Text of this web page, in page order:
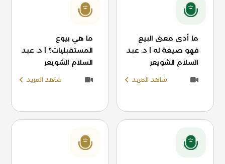
ما أدى معنى البيع
فهو صيغة له | د. عبد
السلام الشويعر
شاهد المزيد
ما هي بيوع
المستقبليات؟ | د. عبد
السلام الشويعر
شاهد المزيد